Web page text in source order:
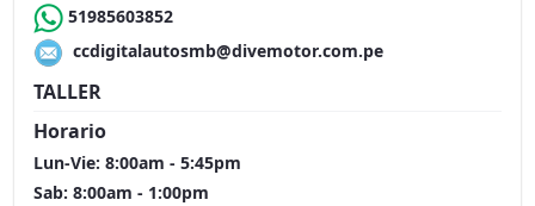
51985603852
ccdigitalautosmb@divemotor.com.pe
TALLER
Horario
Lun-Vie: 8:00am - 5:45pm
Sab: 8:00am - 1:00pm